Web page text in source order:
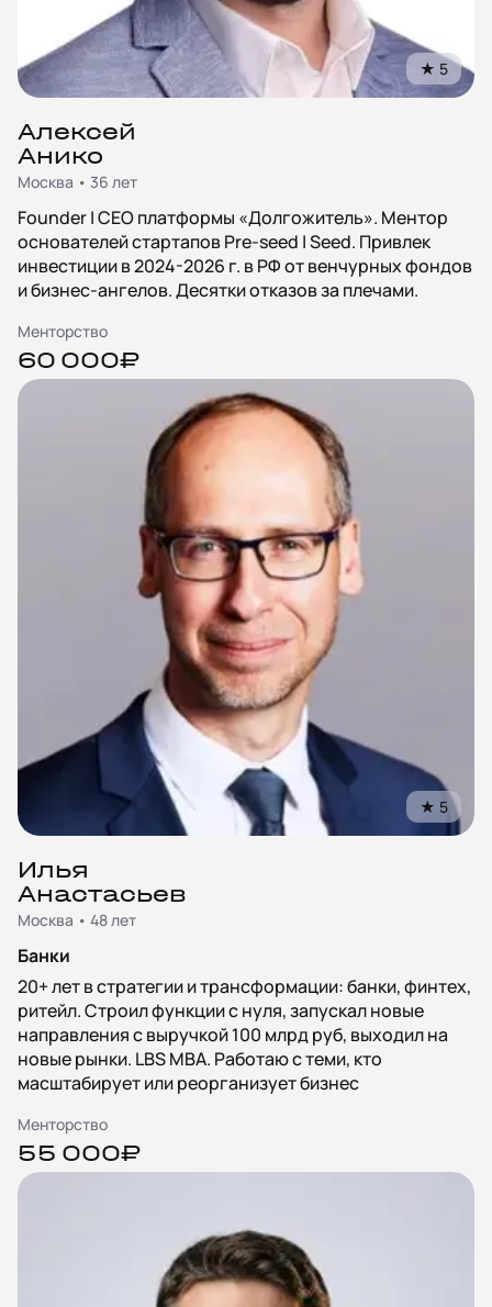
★ 5
Алексей
Анико
Москва • 36 лет
Founder | CEO платформы «Долгожитель». Ментор
основателей стартапов Pre-seed | Seed. Привлек
инвестиции в 2024-2026 г. в РФ от венчурных фондов
и бизнес-ангелов. Десятки отказов за плечами.
Менторство
60 000₽
★ 5
Илья
Анастасьев
Москва • 48 лет
Банки
20+ лет в стратегии и трансформации: банки, финтех,
ритейл. Строил функции с нуля, запускал новые
направления с выручкой 100 млрд руб, выходил на
новые рынки. LBS MBA. Работаю с теми, кто
масштабирует или реорганизует бизнес
Менторство
55 000₽